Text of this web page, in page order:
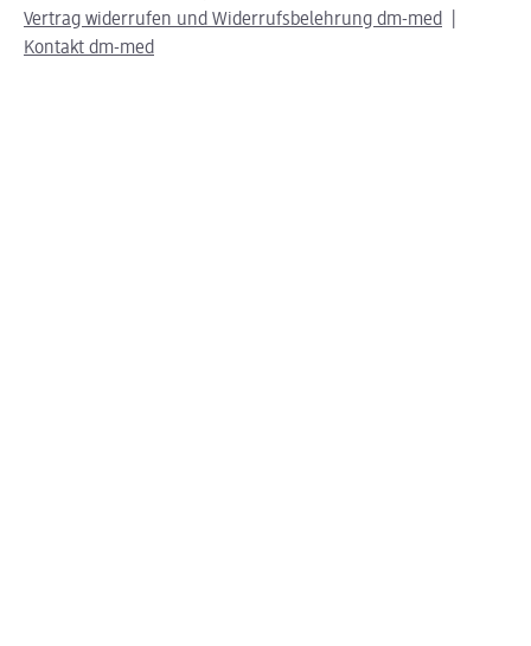
Vertrag widerrufen und Widerrufsbelehrung dm-med
Kontakt dm-med